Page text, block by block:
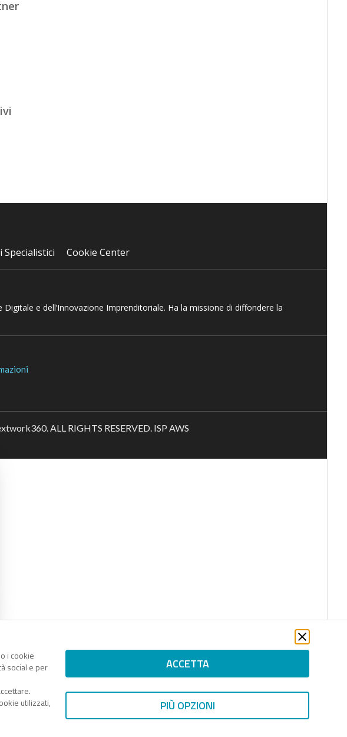
i cookie
social e per
utilizzati,
ACCETTA
PIÙ OPZIONI
Cookie Center
e dell’Innovazione Imprenditoriale. Ha la missione di diffondere la
ALL RIGHTS RESERVED. ISP AWS